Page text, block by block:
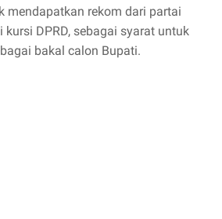
mendapatkan rekom dari partai
DPRD, sebagai syarat untuk
bakal calon Bupati.